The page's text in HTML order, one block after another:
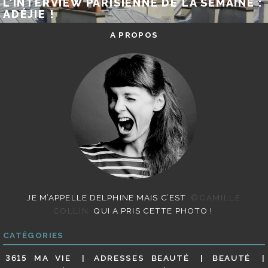
L’INTERVIEW PARISIENNE DE LA SEMAINE :
ADÉJIE !
A PROPOS
JE M’APPELLE DELPHINE MAIS C’EST
©CAMILLE
COLLIN
QUI A PRIS CETTE PHOTO !
CATÉGORIES
3615 MA VIE ADRESSES BEAUTÉ
BEAUTÉ